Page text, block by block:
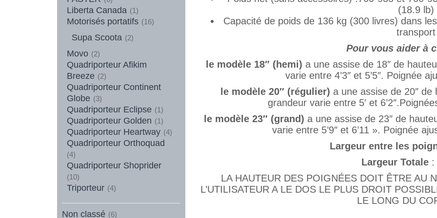
Liberta Canada (1)
Motorisés portatifs (16)
Supa Scoota (2)
Movo (2)
Quadriporteur Afikim
Breeze (2)
Quadriporteur Continent
Globe (3)
Quadriporteur Eclipse (1)
Quadriporteur Golden (1)
Quadriporteur Heartway (4)
Quadriporteur Orthoquad
(4)
Quadriporteur Shoprider
(10)
Triporteur (4)
Non classé (6)
(18.9 lb)
Capacité de poids de 136 kg (300 livres) dans
transport
Pour vous aider à
le modèle 18″ (hemi) a une assise de 18″ de
varie entre 4’3″ et 5’5″. Poignée
le modèle 20″ (régulier) a une assise de 20″
grandeur varie entre 5′ et
le modèle 23″ (grand) a une assise de 23″ de
varie entre 5’9″ et 6’11 ». Poignée
Largeur entre les
Largeur Totale:
LA HAUTEUR DES POIGNÉES DOIT ÊTRE AU
L’UTILISATEUR A LE DOS LE PLUS DROIT
LE LONG DU